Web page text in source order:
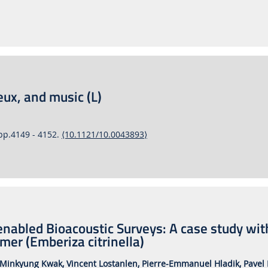
and music (L)
- 4152. ⟨10.1121/10.0043893⟩
Bioacoustic Surveys: A case study
(Emberiza citrinella)
Kwak, Vincent Lostanlen, Pierre-Emmanuel Hladik,